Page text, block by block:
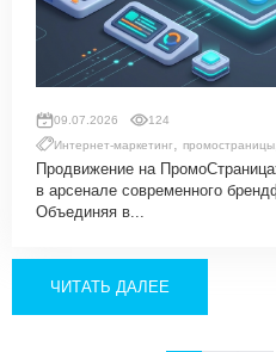
09.07.2026
124
Интернет-маркетинг, промостраницы
Продвижение на
в арсенале современного
Объединяя в...
ЧИТАТЬ ДАЛЕЕ